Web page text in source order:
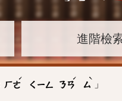
進階檢
ㄏㄜ
ˊ
ㄑㄧㄥ ㄋㄢ
ˊ
ㄙ
ˋ
」